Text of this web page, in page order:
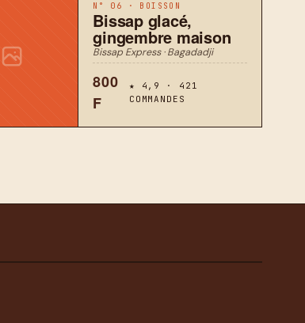
N° 06 · BOISSON
Bissap glacé,
gingembre maison
Bissap Express · Bagadadji
800
F
★ 4,9 · 421
COMMANDES